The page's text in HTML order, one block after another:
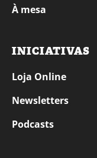
À mesa
INICIATIVAS
Loja Online
Newsletters
Podcasts